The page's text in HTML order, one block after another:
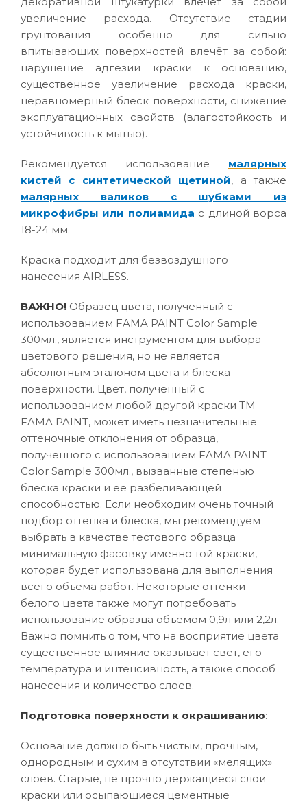
увеличение расхода. Отсутствие стадии
грунтования особенно для сильно
впитывающих поверхностей влечёт за собой:
нарушение адгезии краски к основанию,
существенное увеличение расхода краски,
неравномерный блеск поверхности, снижение
эксплуатационных свойств (влагостойкость и
устойчивость к мытью).
Рекомендуется использование малярных
кистей с синтетической щетиной, а также
малярных валиков с шубками из
микрофибры или полиамида с длиной ворса
18-24 мм.
Краска подходит для безвоздушного
нанесения AIRLESS.
ВАЖНО! Образец цвета, полученный с
использованием FAMA PAINT Color Sample
300мл., является инструментом для выбора
цветового решения, но не является
абсолютным эталоном цвета и блеска
поверхности. Цвет, полученный с
использованием любой другой краски ТМ
FAMA PAINT, может иметь незначительные
оттеночные отклонения от образца,
полученного с использованием FAMA PAINT
Color Sample 300мл., вызванные степенью
блеска краски и её разбеливающей
способностью. Если необходим очень точный
подбор оттенка и блеска, мы рекомендуем
выбрать в качестве тестового образца
минимальную фасовку именно той краски,
которая будет использована для выполнения
всего объема работ. Некоторые оттенки
белого цвета также могут потребовать
использование образца объемом 0,9л или 2,2л.
Важно помнить о том, что на восприятие цвета
существенное влияние оказывает свет, его
температура и интенсивность, а также способ
нанесения и количество слоев.
Подготовка поверхности к окрашиванию:
Основание должно быть чистым, прочным,
однородным и сухим в отсутствии «мелящих»
слоев. Старые, не прочно держащиеся слои
краски или осыпающиеся цементные